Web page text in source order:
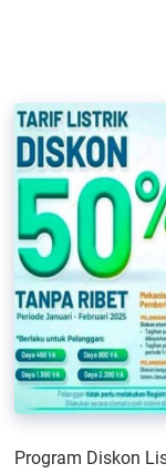
Program Diskon